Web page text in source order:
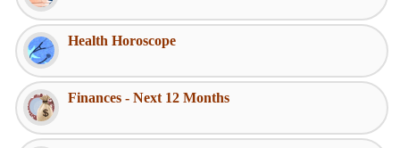
Health Horoscope
Finances - Next 12 Months